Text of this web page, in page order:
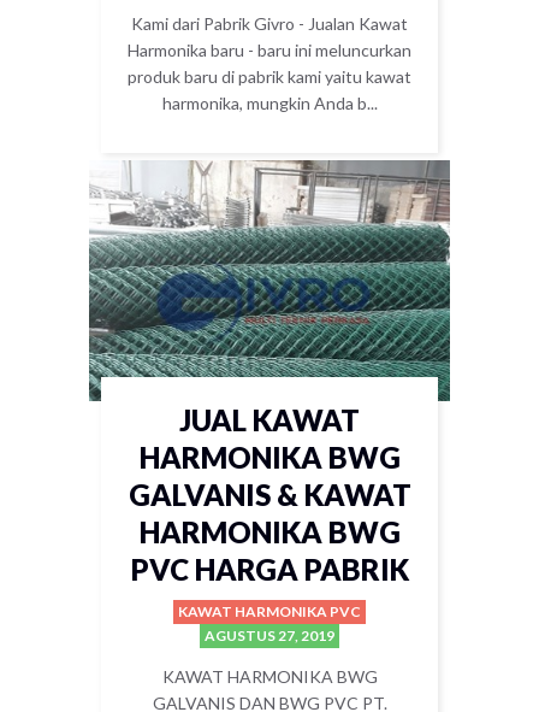
Kami dari Pabrik Givro - Jualan Kawat
Harmonika baru - baru ini meluncurkan
produk baru di pabrik kami yaitu kawat
harmonika, mungkin Anda b...
JUAL KAWAT
HARMONIKA BWG
GALVANIS & KAWAT
HARMONIKA BWG
PVC HARGA PABRIK
KAWAT HARMONIKA PVC
AGUSTUS 27, 2019
KAWAT HARMONIKA BWG
GALVANIS DAN BWG PVC PT.